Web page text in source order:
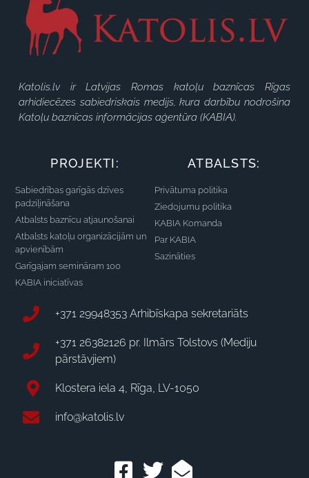
Katolis.lv ir Latvijas Romas katoļu baznīcas Rīgas
arhidiecēzes sabiedriskais medijs, kura darbību nodrošina
Katoļu baznīcas informācijas aģentūra (KABIA).
PROJEKTI:
Sabiedrības garīgās dzīves
padziļināšana
Atbalsts baznīcu atjaunošanai
Atbalsts katoļu organizācijām un
apvienībām
Garīgajam semināram 100
KABIA iniciatīvas
ATBALSTS:
Privātuma politika
Ziedojumu politika
KABIA Komanda
Par KABIA
Sazināties
+371 29948353 Arhibīskapa sekretariāts
+371 26382126 pr. Ilmārs Tolstovs (Mediju
pārstāvjiem)
Klostera iela 4, Rīga, LV-1050
info@katolis.lv